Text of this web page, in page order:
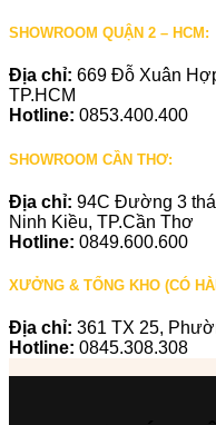
SHOWROOM QUẬN 2 – HCM:
Địa chỉ: 669 Đỗ Xuân
TP.HCM
Hotline: 0853.400.400
SHOWROOM CẦN THƠ:
Địa chỉ: 94C Đường 3
Ninh Kiều, TP.Cần Thơ
Hotline: 0849.600.600
XƯỞNG & TỔNG KHO (CÓ
Địa chỉ: 361 TX 25,
Hotline: 0845.308.308